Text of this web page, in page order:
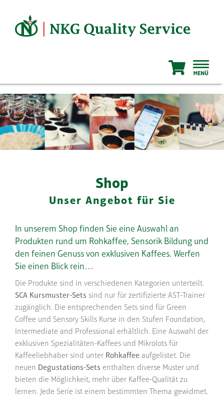
springen
Shop
Unser Angebot für Sie
In unserem Shop finden Sie eine Auswahl an
Produkten rund um Rohkaffee, Sensorik Bildung und
den feinen Genuss von exklusiven Kaffees. Werfen
Sie einen Blick rein…
Die Produkte sind in verschiedenen Kategorien unterteilt.
SCA Kursmuster-Sets sind nur für zertifizierte AST-Trainer
zugänglich. Die entsprechenden Sets sind für Green
Coffee und Sensory Skills Kurse in den Stufen Foundation,
Intermediate and Professional erhältlich. Eine Auswahl der
exklusiven Spezialitäten-Kaffees und Mikrolots für
Kaffeeliebhaber sind unter Rohkaffee aufgelistet. Die
neuen Degustations-Sets enthalten diverse Muster und
bieten die Möglichkeit, mehr über Kaffee-Qualität zu
lernen. Jede Serie ist einem bestimmten Thema gewidmet.